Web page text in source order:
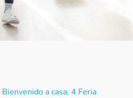
Bienvenido a casa, 4 Feria